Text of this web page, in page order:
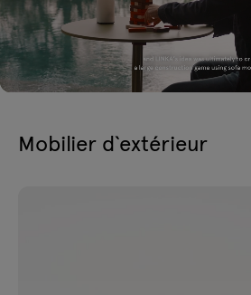
Mobilier d`extérieur